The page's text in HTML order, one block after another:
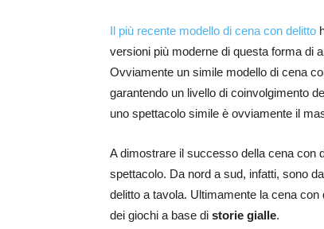
Il più recente modello di cena con delitto
versioni più moderne di questa forma di
Ovviamente un simile modello di cena
garantendo un livello di coinvolgimento
uno spettacolo simile è ovviamente il
A dimostrare il successo della cena con
spettacolo. Da nord a sud, infatti, sono
delitto a tavola. Ultimamente la cena con
dei giochi a base di storie gialle.